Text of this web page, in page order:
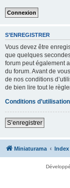
S’ENREGISTRER
Vous devez être
que quelques
forum peut également
du forum. Avant de
de nos conditions
de bien lire tout le
Conditions d’utilisation
S’enregistrer
Miniaturama